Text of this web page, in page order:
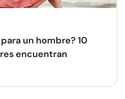
un hombre? 10
encuentran